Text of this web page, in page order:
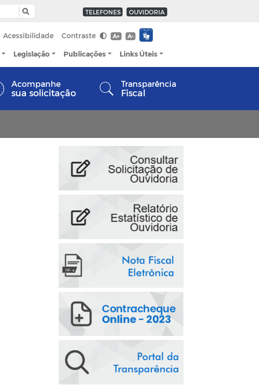
TELEFONES OUVIDORIA
Acessibilidade Contraste A+ A-
Legislação Publicações Links Úteis
Acompanhe
sua solicitação
Transparência
Fiscal